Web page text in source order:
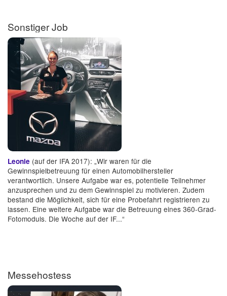
Sonstiger Job
Leonie (auf der IFA 2017): „Wir waren für die
Gewinnspielbetreuung für einen Automobilhersteller
verantwortlich. Unsere Aufgabe war es, potentielle Teilnehmer
anzusprechen und zu dem Gewinnspiel zu motivieren. Zudem
bestand die Möglichkeit, sich für eine Probefahrt registrieren zu
lassen. Eine weitere Aufgabe war die Betreuung eines 360-Grad-
Fotomoduls. Die Woche auf der IF...“
Messehostess